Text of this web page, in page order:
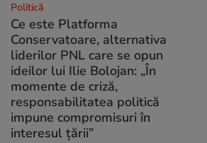
Politică
Ce este Platforma
Conservatoare, alternativa
liderilor PNL care se opun
ideilor lui Ilie Bolojan: „În
momente de criză,
responsabilitatea politică
impune compromisuri în
interesul țării”